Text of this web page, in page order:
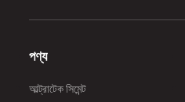
পণ্য
আল্ট্রাটেক সিমেন্ট